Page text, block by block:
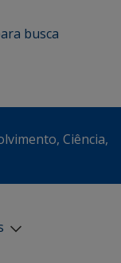
busca
Ciência,